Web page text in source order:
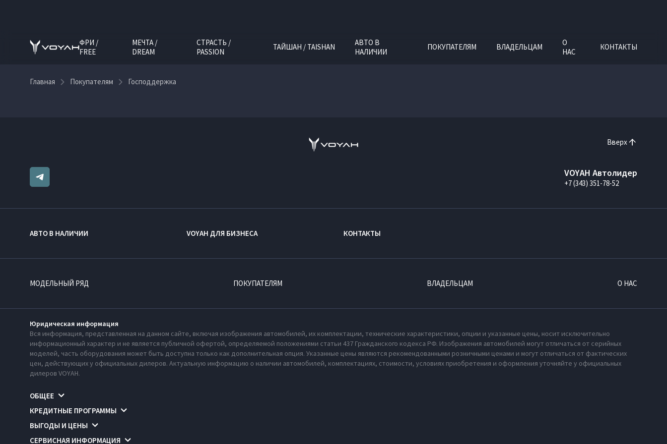
ФРИ /
FREE
МЕЧТА /
DREAM
СТРАСТЬ /
PASSION
ТАЙШАН / TAISHAN
АВТО В
НАЛИЧИИ
ПОКУПАТЕЛЯМ ВЛАДЕЛЬЦАМ
О
НАС
КОНТАКТЫ
Главная Покупателям Господдержка
Вверх
VOYAH Автолидер
+7 (343) 351-78-52
АВТО В НАЛИЧИИ VOYAH ДЛЯ БИЗНЕСА КОНТАКТЫ
МОДЕЛЬНЫЙ РЯД ПОКУПАТЕЛЯМ ВЛАДЕЛЬЦАМ О НАС
Юридическая информация
Вся информация, представленная на данном сайте, включая изображения автомобилей, их комплектации, технические характеристики, опции и указанные цены, носит исключительно
информационный характер и не является публичной офертой, определяемой положениями статьи 437 Гражданского кодекса РФ. Изображения автомобилей могут отличаться от серийных
моделей, часть оборудования может быть доступна только как дополнительная опция. Указанные цены являются рекомендованными розничными ценами и могут отличаться от фактических
цен, действующих у официальных дилеров. Актуальную информацию о наличии автомобилей, комплектациях, стоимости, условиях приобретения и оформления уточняйте у официальных
дилеров VOYAH.
ОБЩЕЕ
КРЕДИТНЫЕ ПРОГРАММЫ
ВЫГОДЫ И ЦЕНЫ
СЕРВИСНАЯ ИНФОРМАЦИЯ